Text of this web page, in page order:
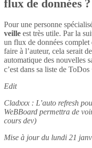
flux de données ?
Pour une personne
veille est très utile. Par la
un flux de données complet
faire à l’auteur, cela serait
automatique des nouvelles
c’est dans sa liste de
Edit
Cladxxx : L’auto refresh
WeBBoard permettra de
cours dev)
Mise à jour du lundi 21